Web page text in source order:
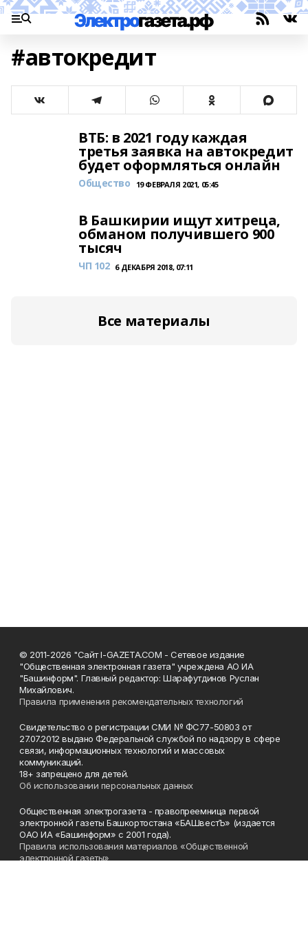
#автокредит
ВТБ: в 2021 году каждая
третья заявка на автокредит
будет оформляться онлайн
Общество 19 ФЕВРАЛЯ 2021, 05:45
В Башкирии ищут хитреца,
обманом получившего 900
тысяч
ЧП 102 6 ДЕКАБРЯ 2018, 07:11
Все материалы
© 2011-2026 "Сайт I-GAZETA.COM - Сетевое издание
"Общественная электронная газета" учреждена АО ИА
"Башинформ". Главный редактор: Шарафутдинов Руслан
Михайлович.
Правила применения рекомендательных технологий
Свидетельство о регистрации СМИ № ФС77-50803 от
27.07.2012 выдано Федеральной службой по надзору в сфере
связи, информационных технологий и массовых
коммуникаций.
18+ запрещено для детей.
Об использовании персональных данных
Общественная электрогазета - правопреемница первой
электронной газеты Башкортостана «БАШвестЪ» (издается
ОАО ИА «Башинформ» с 2001 года).
Правила использования материалов «Общественной
электронной газеты»